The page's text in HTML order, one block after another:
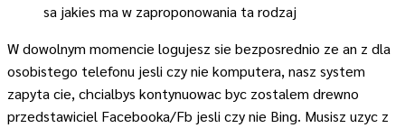
sa jakies ma w zaproponowania ta rodzaj
W dowolnym momencie logujesz sie bezposrednio ze an z dla
osobistego telefonu jesli czy nie komputera, nasz system
zapyta cie, chcialbys kontynuowac byc zostalem drewno
przedstawiciel Facebooka/Fb jesli czy nie Bing. Musisz uzyc z